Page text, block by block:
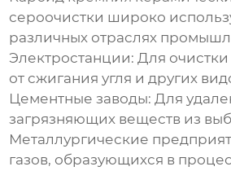
сероочистки широко
различных отраслях
Электростанции: Для
от сжигания угля и других
Цементные заводы: Для
загрязняющих веществ из
Металлургические
газов, образующихся в